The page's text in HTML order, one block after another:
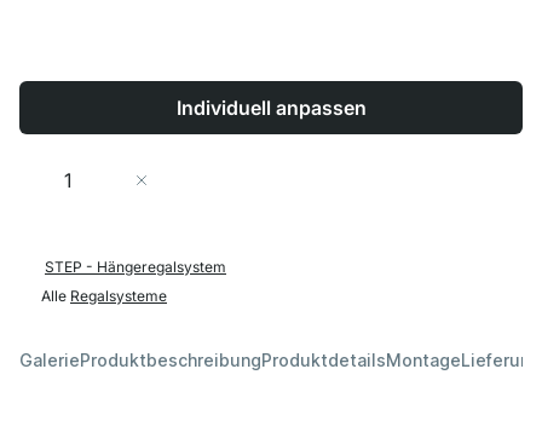
Individuell anpassen
Menge
STEP - Hängeregalsystem
Alle Regalsysteme
GalerieProduktbeschreibungProduktdetailsMontage